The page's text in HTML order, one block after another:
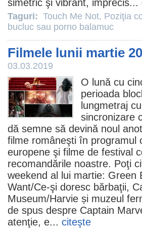
simetric şi vibrant, imprecis...
Taguri: Touch Me Not, Poziţia
bucluc sau porno balamuc
Filmele lunii martie
03.03.2019
O lună cu
perioada
lungmetraj
sincronizare
dă semne să devină noul
filme româneşti în programul
europene şi filme de festival
recomandările noastre. Poţi
weekend al lui martie: Green
Want/Ce-şi doresc bărbaţii,
Museum/Harvie și muzeul
de spus despre Captain
atenţie, e... citeşte